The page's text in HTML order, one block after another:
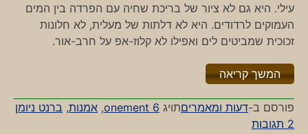
עילי. היא גם לא ציור של בריכת שחיה עם הפרדה בין המים
העמוקים לרדודים. היא לא דלתות של מעלית, לא חלונות
זכוכית שמביטים לים ואפילו לא קלוז-אפ על חרב-אור.
המשך קריאה"%s"
פורסם ב-דעות ומאמריםתויג onement 6
, אמנות, ברנט ניומן
2 תגובות
על